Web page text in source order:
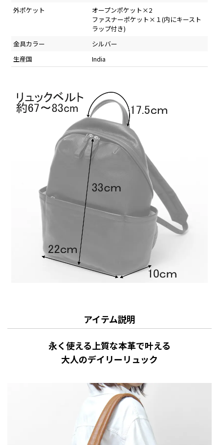
外ポケット
オープンポケット×2
ファスナーポケット×１(内にキースト
ラップ付き)
金具カラー
シルバー
生産国
India
アイテム説明
永く使える上質な本革で叶える
大人のデイリーリュック